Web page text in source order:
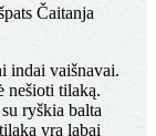
Čaitanja
indai vaišnavai.
nešioti tilaką.
ryškia balta
yra labai